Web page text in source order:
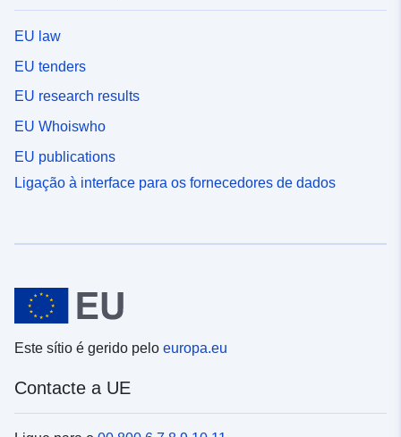
EU law
EU tenders
EU research results
EU Whoiswho
EU publications
Ligação à interface para os fornecedores de dados
Este sítio é gerido pelo europa.eu
Contacte a UE